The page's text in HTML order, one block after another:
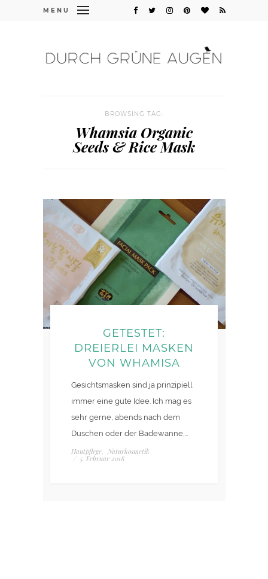
MENU
BROWSING TAG:
Whamsia Organic
Seeds & Rice Mask
GETESTET:
DREIERLEI MASKEN
VON WHAMISA
Gesichtsmasken sind ja prinzipiell
immer eine gute Idee. Ich mag es
sehr gerne, abends nach dem
Duschen oder der Badewanne,…
Hautpflege, Naturkosmetik
/ 5. Februar 2018